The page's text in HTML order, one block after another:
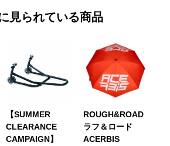
見られている商品
【SUMMER
CLEARANCE
CAMPAIGN】
ROUGH&ROAD
ラフ＆ロード
ACERBIS